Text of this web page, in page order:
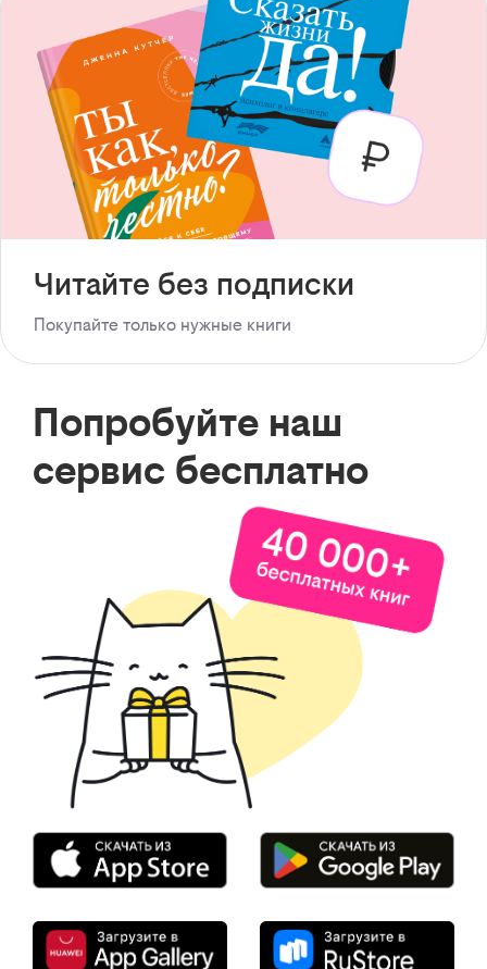
Читайте без подписки
Покупайте только нужные книги
Попробуйте наш
сервис бесплатно